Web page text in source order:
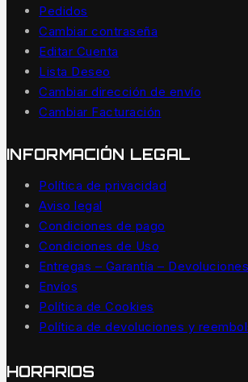
Pedidos
Cambiar contraseña
Editar Cuenta
Lista Deseo
Cambiar dirección de envío
Cambiar Facturación
INFORMACIÓN LEGAL
Política de privacidad
Aviso legal
Condiciones de pago
Condiciones de Uso
Entregas – Garantía – Devoluciones
Envíos
Política de Cookies
Política de devoluciones y
HORARIOS